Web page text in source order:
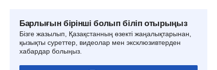
Барлығын бірінші болып біліп отырыңыз
Бізге жазылып, Қазақстанның өзекті жаңалықтарынан,
қызықты суреттер, видеолар мен эксклюзивтерден
хабардар болыңыз.